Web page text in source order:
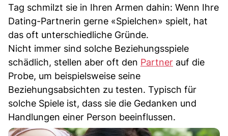
Tag schmilzt sie in Ihren Armen dahin: Wenn Ihre
Dating-Partnerin gerne «Spielchen» spielt, hat
das oft unterschiedliche Gründe.
Nicht immer sind solche Beziehungsspiele
schädlich, stellen aber oft den Partner auf die
Probe, um beispielsweise seine
Beziehungsabsichten zu testen. Typisch für
solche Spiele ist, dass sie die Gedanken und
Handlungen einer Person beeinflussen.